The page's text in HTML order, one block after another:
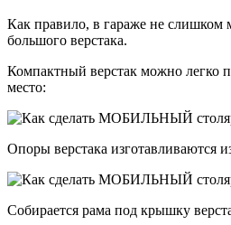
Как правило, в гараже не слишком
большого верстака.
Компактный верстак можно легко
место:
Опоры верстака изготавливаются
Собирается рама под крышку